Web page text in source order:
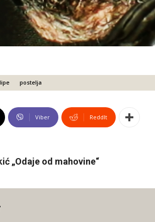
postelja
Viber ReddIt
„Odaje od mahovine“